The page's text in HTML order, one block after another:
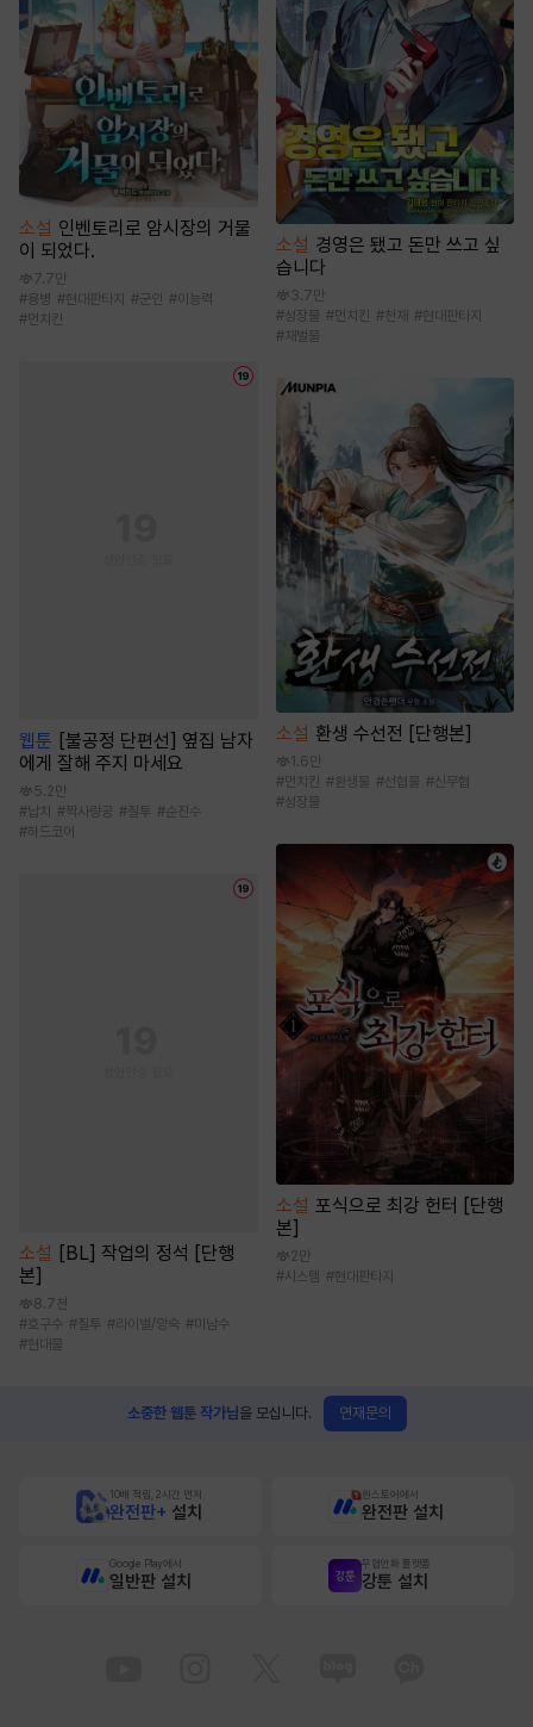
소설 인벤토리로 암시장의 거물
이 되었다.
7.7만
# 용병 #현대판타지 #군인 #이능력
#먼치킨
웹툰 [불공정 단편선] 옆집 남자
에게 잘해 주지 마세요
5.2만
#납치 #짝사랑공 #질투 #순진수
#하드코어
소설 [BL] 작업의 정석 [단행
본]
8.7천
#호구수 #질투 #라이벌/앙숙 #미남수
#현대물
소설 경영은 됐고 돈만 쓰고 싶
습니다
3.7만
#성장물 #먼치킨 #천재 #현대판타지
#재벌물
소설 환생 수선전 [단행본]
1.6만
#먼치킨 #환생물 #선협물 #신무협
#성장물
소설 포식으로 최강 헌터 [단행
본]
2만
#시스템 #현대판타지
소중한 웹툰 작가님을 모십니다. 연재문의
10배 적립, 2시간 먼저
완전판+ 설치
원스토어에서
완전판 설치
Google Play에서
일반판 설치
무협만화 플랫폼
강툰 설치